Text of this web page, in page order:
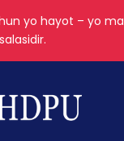
yo hayot – yo